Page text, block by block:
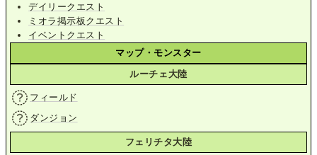
デイリークエスト
ミオラ掲示板クエスト
イベントクエスト
マップ・モンスター
ルーチェ大陸
フィールド
ダンジョン
フェリチタ大陸